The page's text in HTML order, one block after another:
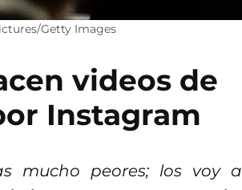
Getty Images
videos de
Instagram
mucho peores; los voy a